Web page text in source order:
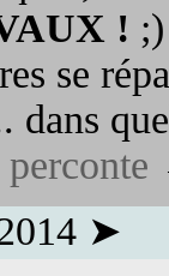
! ;)
se
dans
➤